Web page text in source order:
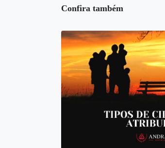
Confira também